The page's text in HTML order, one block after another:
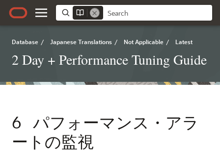
Database / Japanese Translations / Not Applicable / Latest
2 Day + Performance Tuning Guide
6 パフォーマンス・アラ
ートの監視